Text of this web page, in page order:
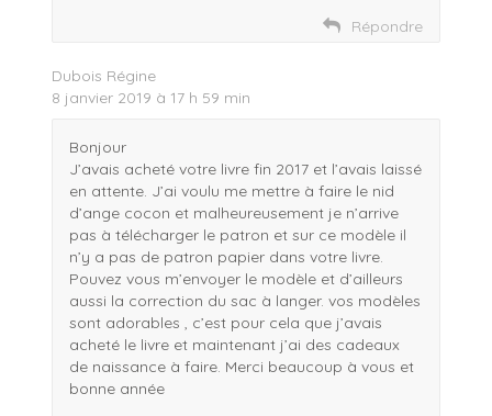
Répondre
Dubois Régine
8 janvier 2019 à 17 h 59 min
Bonjour
J’avais acheté votre livre fin 2017 et l’avais laissé
en attente. J’ai voulu me mettre à faire le nid
d’ange cocon et malheureusement je n’arrive
pas à télécharger le patron et sur ce modèle il
n’y a pas de patron papier dans votre livre.
Pouvez vous m’envoyer le modèle et d’ailleurs
aussi la correction du sac à langer. vos modèles
sont adorables , c’est pour cela que j’avais
acheté le livre et maintenant j’ai des cadeaux
de naissance à faire. Merci beaucoup à vous et
bonne année